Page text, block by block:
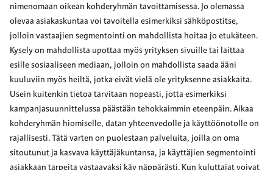
nimenomaan oikean kohderyhmän tavoittamisessa. Jo olemassa
olevaa asiakaskuntaa voi tavoitella esimerkiksi sähköpostitse,
jolloin vastaajien segmentointi on mahdollista hoitaa jo etukäteen.
Kysely on mahdollista upottaa myös yrityksen sivuille tai laittaa
esille sosiaaliseen mediaan, jolloin on mahdollista saada ääni
kuuluviin myös heiltä, jotka eivät vielä ole yrityksenne asiakkaita.
Usein kuitenkin tietoa tarvitaan nopeasti, jotta esimerkiksi
kampanjasuunnittelussa päästään tehokkaimmin eteenpäin. Aikaa
kohderyhmän hiomiselle, datan yhteenvedolle ja käyttöönotolle on
rajallisesti. Tätä varten on puolestaan palveluita, joilla on oma
sitoutunut ja kasvava käyttäjäkuntansa, ja käyttäjien segmentointi
asiakkaan tarpeita vastaavaksi käy näppärästi. Kun kuluttajat voivat